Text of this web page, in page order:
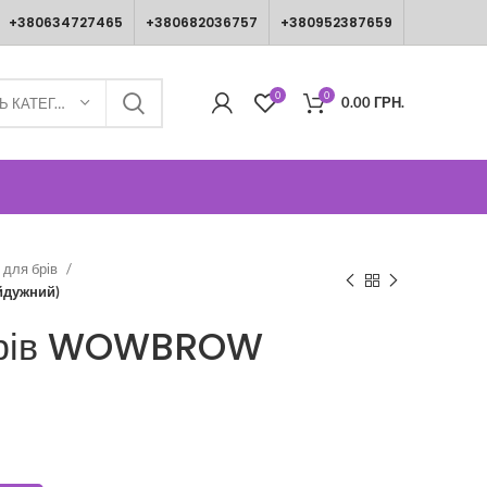
+380634727465 +380682036757 +380952387659
ВИБЕРІТЬ КАТЕГОРІЮ 0 0 0.00ГРН.
для брів
WOWBROW